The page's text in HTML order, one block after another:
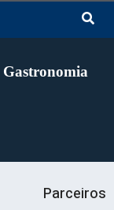
Gastronomia
Parceiros